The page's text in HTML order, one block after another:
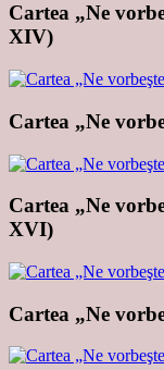
Cartea „Ne
XIV)
Cartea „Ne
Cartea „Ne
XVI)
Cartea „Ne